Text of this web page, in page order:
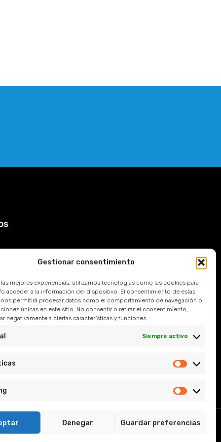
Gestionar consentimiento
las mejores experiencias, utilizamos tecnologías como las cookies para
o acceder a la información del dispositivo. El consentimiento de estas
permitirá procesar datos como el comportamiento de navegación o
únicas en este sitio. No consentir o retirar el consentimiento,
negativamente a ciertas características y funciones.
Siempre activo
Denegar Guardar preferencias
Frecuentes
Privacidad
Sevilla.